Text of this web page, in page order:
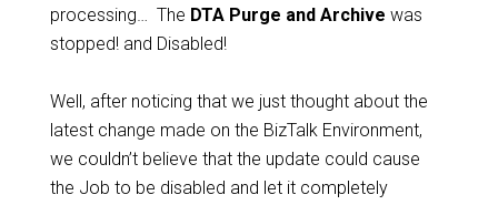
processing… The DTA Purge and Archive was
stopped! and Disabled!
Well, after noticing that we just thought about the
latest change made on the BizTalk Environment,
we couldn’t believe that the update could cause
the Job to be disabled and let it completely